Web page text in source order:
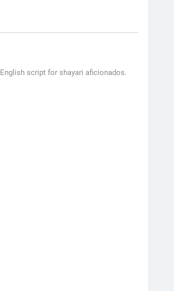
script for shayari aficionados.